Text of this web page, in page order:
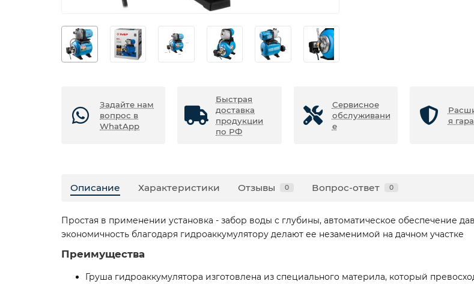
Задайте нам
вопрос в
WhatApp
Быстрая
доставка
продукции
по РФ
Сервисное
обслуживани
е
я
Описание Характеристики Отзывы 0 Вопрос-ответ 0
Простая в применении установка - забор воды с глубины, автоматическое обеспечение
экономичность благодаря гидроаккумулятору делают ее незаменимой на дачном участке
Преимущества
Груша гидроаккумулятора изготовлена из специального материла, который